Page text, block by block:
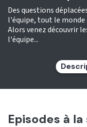
Des questions
l'équipe, tout le
Alors venez découvrir
l'équipe...
Episodes à la